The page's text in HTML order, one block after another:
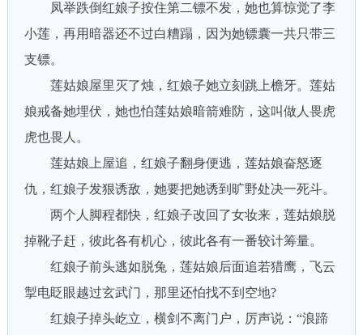
凤举跌倒红娘子按住第二镖不发，她也算惊觉了李
小莲，再用暗器还不过白糟蹋，因为她镖囊一共只带三
支镖。
莲姑娘屋里灭了烛，红娘子她立刻跳上檐牙。莲姑
娘戒备她埋伏，她也怕莲姑娘暗箭难防，这叫做人畏虎
虎也畏人。
莲姑娘上屋追，红娘子翻身便逃，莲姑娘奋怒逐
仇，红娘子发狠诱敌，她要把她诱到旷野处决一死斗。
两个人脚程都快，红娘子改回了女妆来，莲姑娘脱
掉靴子赶，彼此各有机心，彼此各有一番较计筹量。
红娘子前头逃如脱兔，莲姑娘后面追若猎鹰，飞云
掣电眨眼越过玄武门，那里还怕找不到空地?
红娘子掉头屹立，横剑不离门户，厉声说：“浪蹄